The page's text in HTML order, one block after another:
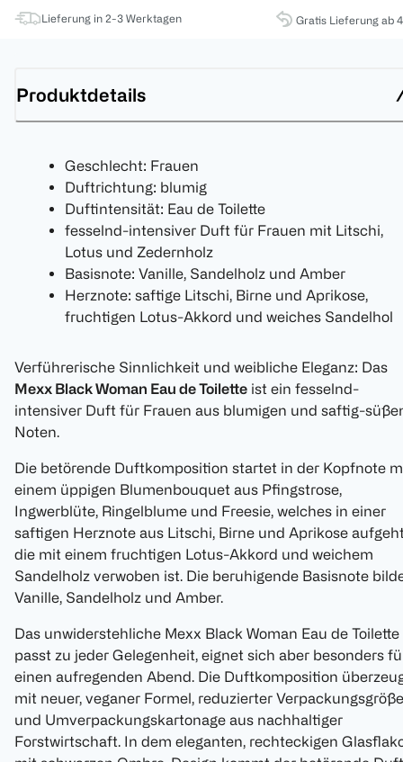
Lieferung in 2-3 Werktagen Gratis Lieferung ab
Produktdetails
Geschlecht: Frauen
Duftrichtung: blumig
Duftintensität: Eau de Toilette
fesselnd-intensiver Duft für Frauen mit Litschi,
Lotus und Zedernholz
Basisnote: Vanille, Sandelholz und Amber
Herznote: saftige Litschi, Birne und Aprikose,
fruchtigen Lotus-Akkord und weiches Sandelhol
Verführerische Sinnlichkeit und weibliche Eleganz: Das
Mexx Black Woman Eau de Toilette ist ein fesselnd-
intensiver Duft für Frauen aus blumigen und saftig-
Noten.
Die betörende Duftkomposition startet in der Kopfnote
einem üppigen Blumenbouquet aus Pfingstrose,
Ingwerblüte, Ringelblume und Freesie, welches in einer
saftigen Herznote aus Litschi, Birne und Aprikose
die mit einem fruchtigen Lotus-Akkord und weichem
Sandelholz verwoben ist. Die beruhigende Basisnote
Vanille, Sandelholz und Amber.
Das unwiderstehliche Mexx Black Woman Eau de Toilette
passt zu jeder Gelegenheit, eignet sich aber besonders
einen aufregenden Abend. Die Duftkomposition
mit neuer, veganer Formel, reduzierter Verpackungsgröße
und Umverpackungskartonage aus nachhaltiger
Forstwirtschaft. In dem eleganten, rechteckigen